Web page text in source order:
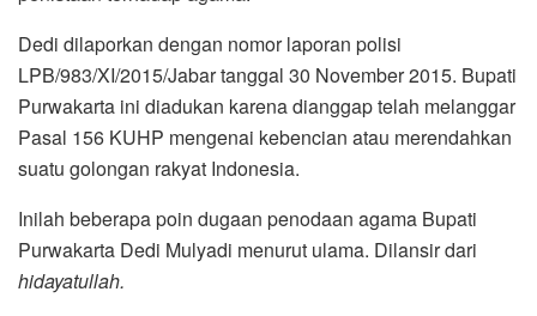
Dedi dilaporkan dengan nomor laporan polisi
LPB/983/XI/2015/Jabar tanggal 30 November 2015. Bupati
Purwakarta ini diadukan karena dianggap telah melanggar
Pasal 156 KUHP mengenai kebencian atau merendahkan
suatu golongan rakyat Indonesia.
Inilah beberapa poin dugaan penodaan agama Bupati
Purwakarta Dedi Mulyadi menurut ulama. Dilansir dari
hidayatullah.